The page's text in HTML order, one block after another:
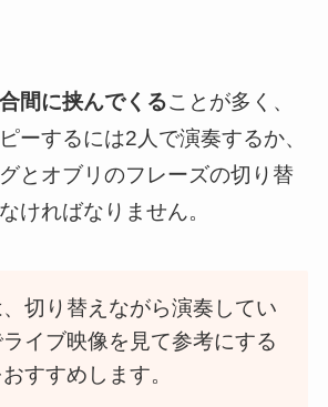
間に挟んでくることが多く、
ーするには2人で演奏するか、
とオブリのフレーズの切り替
ければなりません。
切り替えながら演奏してい
イブ映像を見て参考にする
すすめします。